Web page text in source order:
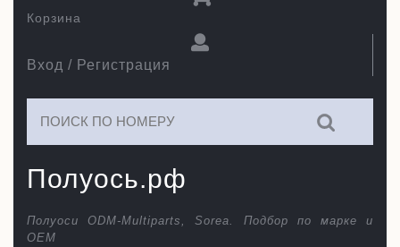
Полуось.рф
Полуоси ODM-Multiparts, Sorea. Подбор по марке и
ОЕМ
Вход / Регистрация
Корзина